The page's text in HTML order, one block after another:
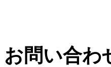
お問い合わ